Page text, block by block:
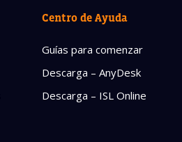
Centro de Ayuda
Guías para comenzar
Descarga – AnyDesk
Descarga – ISL Online